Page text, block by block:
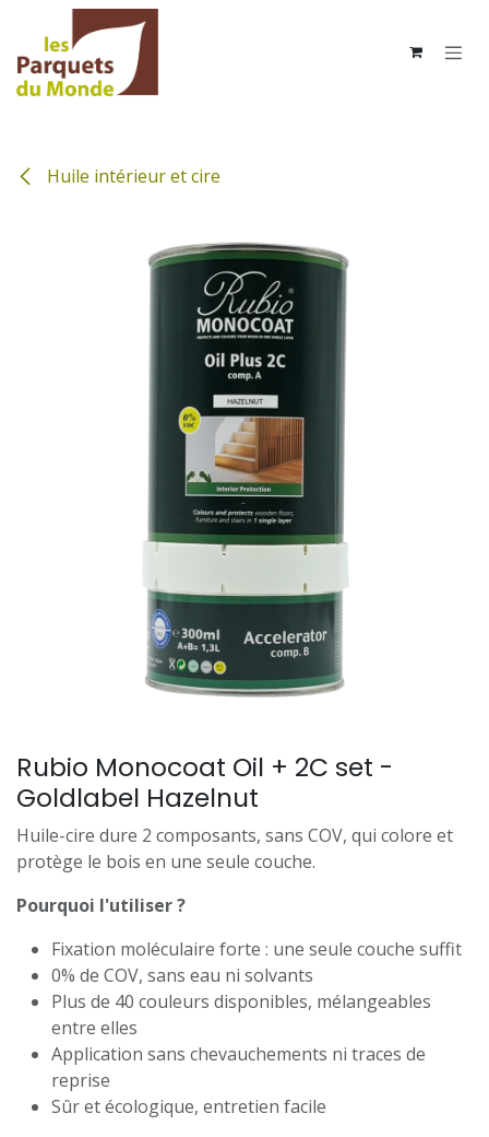
Se rendre au contenu
Huile intérieur et cire
Rubio Monocoat Oil + 2C set -
Goldlabel Hazelnut
Huile-cire dure 2 composants, sans COV, qui colore et
protège le bois en une seule couche.
Pourquoi l'utiliser ?
Fixation moléculaire forte : une seule couche suffit
0% de COV, sans eau ni solvants
Plus de 40 couleurs disponibles, mélangeables
entre elles
Application sans chevauchements ni traces de
reprise
Sûr et écologique, entretien facile